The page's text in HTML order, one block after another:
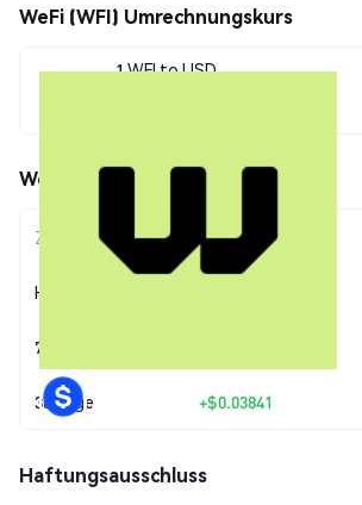
WeFi (WFI) Umrechnungskurs
1 WFI to USD
WeFi (WFI) Kursbewegungen
Zeitraum Betragsänderung
Heute
7 Tage
30 Tage +$0.03841
Haftungsausschluss